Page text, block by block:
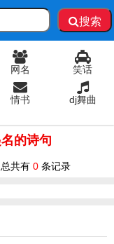
搜索
网名 笑话
情书 dj舞曲
的诗句
共有 0条记录